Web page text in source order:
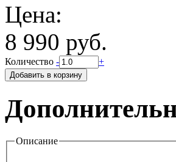
Цена:
8 990 руб.
Количество - +
Описание